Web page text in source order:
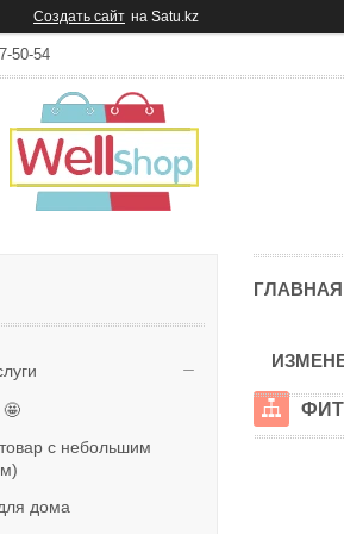
Создать сайт на Satu.kz
50-54
🤩
с небольшим
дома
ГЛАВНАЯ